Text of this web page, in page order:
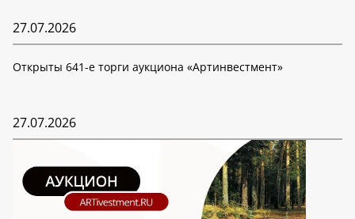
27.07.2026
Открыты 641-е торги аукциона «Артинвестмент»
27.07.2026